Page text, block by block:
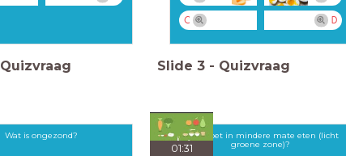
Quizvraag
C D
Slide 3 - Quizvraag
Wat is ongezond?
01:31
Wat moet in mindere mate eten (licht
groene zone)?